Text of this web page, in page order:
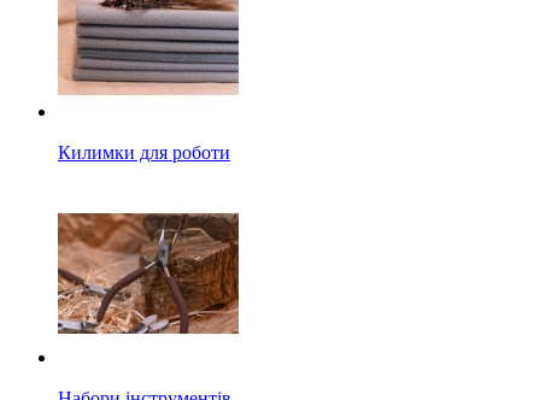
Килимки для роботи